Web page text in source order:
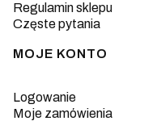
Regulamin sklepu
Częste pytania
MOJE KONTO
Logowanie
Moje zamówienia